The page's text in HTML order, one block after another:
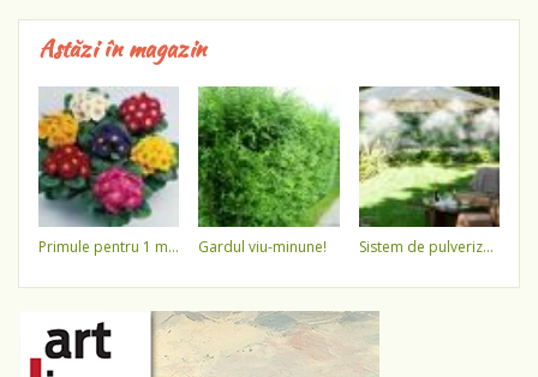
Astăzi în magazin
primule pentru 1 martie 3,5 lei / ghiveci !!!! gardul viu-minune! sistem de pulverizare a apei